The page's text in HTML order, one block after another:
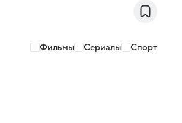
Фильмы Сериалы Спорт